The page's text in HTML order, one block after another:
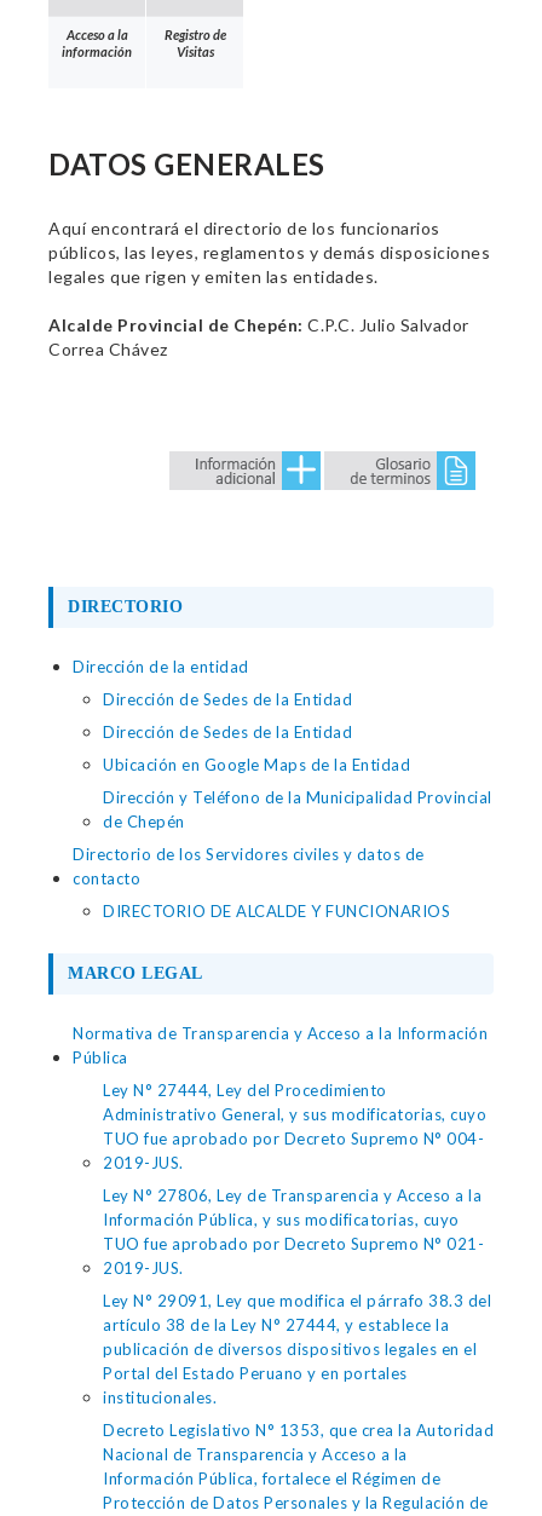
Acceso a la
información
Registro de
Visitas
DATOS GENERALES
Aquí encontrará el directorio de los funcionarios
públicos, las leyes, reglamentos y demás disposiciones
legales que rigen y emiten las entidades.
Alcalde Provincial de Chepén: C.P.C. Julio Salvador
Correa Chávez
DIRECTORIO
Dirección de la entidad
Dirección de Sedes de la Entidad
Dirección de Sedes de la Entidad
Ubicación en Google Maps de la Entidad
Dirección y Teléfono de la Municipalidad Provincial
de Chepén
Directorio de los Servidores civiles y datos de
contacto
DIRECTORIO DE ALCALDE Y FUNCIONARIOS
MARCO LEGAL
Normativa de Transparencia y Acceso a la Información
Pública
Ley N° 27444, Ley del Procedimiento
Administrativo General, y sus modificatorias, cuyo
TUO fue aprobado por Decreto Supremo N° 004-
2019-JUS.
Ley N° 27806, Ley de Transparencia y Acceso a la
Información Pública, y sus modificatorias, cuyo
TUO fue aprobado por Decreto Supremo N° 021-
2019-JUS.
Ley N° 29091, Ley que modifica el párrafo 38.3 del
artículo 38 de la Ley N° 27444, y establece la
publicación de diversos dispositivos legales en el
Portal del Estado Peruano y en portales
institucionales.
Decreto Legislativo N° 1353, que crea la Autoridad
Nacional de Transparencia y Acceso a la
Información Pública, fortalece el Régimen de
Protección de Datos Personales y la Regulación de